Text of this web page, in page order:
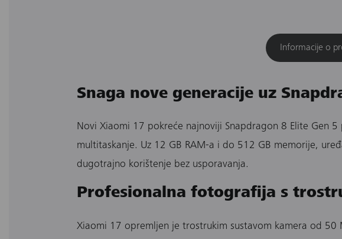
Informacije o
Snaga nove generacije uz
Novi Xiaomi 17 pokreće najnoviji Snapdragon 8 Elite Gen
multitaskanje. Uz 12 GB RAM-a i do 512 GB memorije,
dugotrajno korištenje bez usporavanja.
Profesionalna fotografija s
Xiaomi 17 opremljen je trostrukim sustavom kamera od